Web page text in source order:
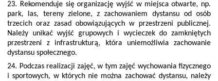
23. Rekomenduje się organizację wyjść w miejsca otwarte, np.
park, las, tereny zielone, z zachowaniem dystansu od osób
trzecich oraz zasad obowiązujących w przestrzeni publicznej.
Należy unikać wyjść grupowych i wycieczek do zamkniętych
przestrzeni z infrastrukturą, która uniemożliwia zachowanie
dystansu społecznego.
24. Podczas realizacji zajęć, w tym zajęć wychowania fizycznego
i sportowych, w których nie można zachować dystansu, należy